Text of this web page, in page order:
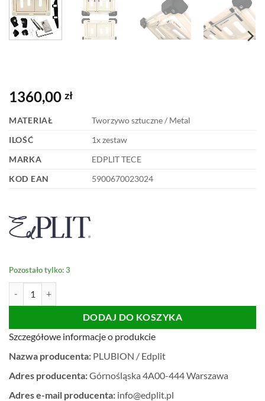
1360,00 zł
MATERIAŁ
Tworzywo sztuczne / Metal
ILOŚĆ
1x zestaw
MARKA
EDPLIT TECE
KOD EAN
5900670023024
Pozostało tylko: 3
DODAJ DO KOSZYKA
Szczegółowe informacje o produkcie
Nazwa producenta: PLUBION / Edplit
Adres producenta:Górnośląska 4A00-444 Warszawa
Adres e-mail producenta: info@edplit.pl